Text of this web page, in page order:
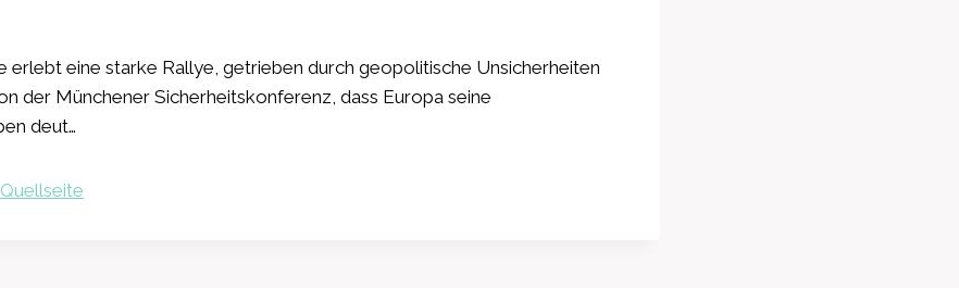
erlebt eine starke Rallye, getrieben durch geopolitische Unsicherheiten
der Münchener Sicherheitskonferenz, dass Europa seine
deut…